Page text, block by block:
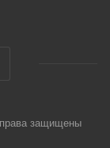
защищены